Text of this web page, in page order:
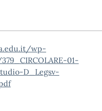
wp-
01-
D_Legsv-